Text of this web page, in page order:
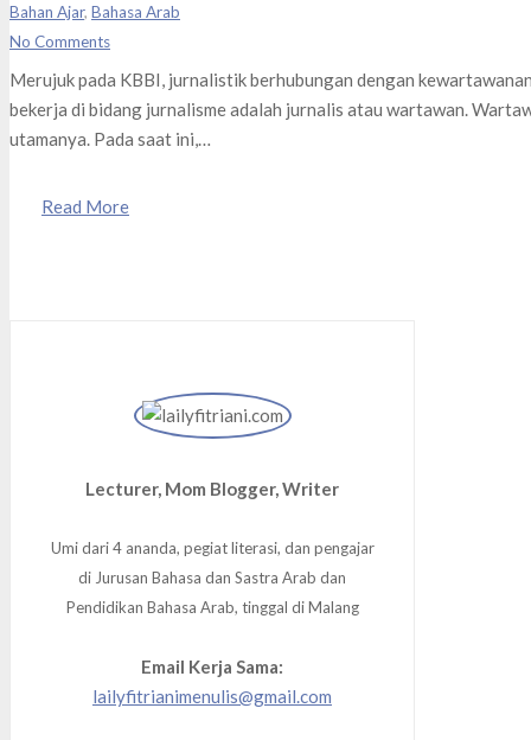
Bahan Ajar, Bahasa Arab
No Comments
Merujuk pada KBBI, jurnalistik berhubungan dengan
bekerja di bidang jurnalisme adalah jurnalis atau wartawan.
utamanya. Pada saat ini,…
Read More
Lecturer, Mom Blogger, Writer
Umi dari 4 ananda, pegiat literasi, dan pengajar
di Jurusan Bahasa dan Sastra Arab dan
Pendidikan Bahasa Arab, tinggal di Malang
Email Kerja Sama:
lailyfitrianimenulis@gmail.com